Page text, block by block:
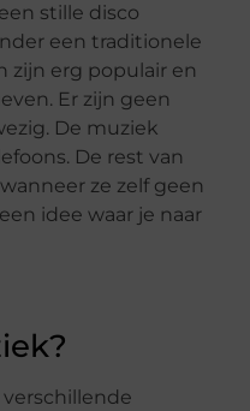
stille disco
een traditionele
zijn erg populair en
Er zijn geen
De muziek
De rest van
ze zelf geen
idee waar je naar